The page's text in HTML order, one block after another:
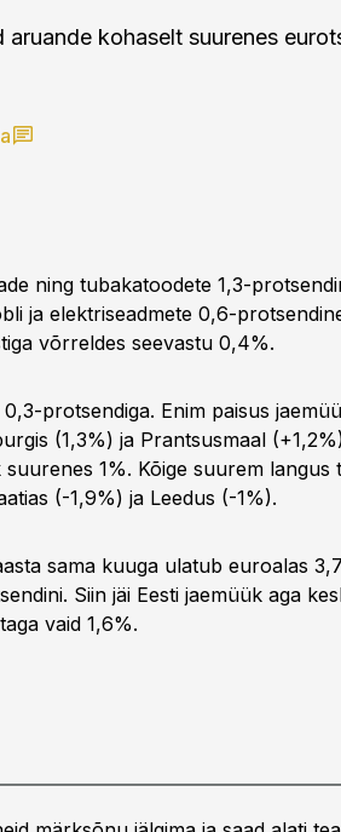
kohaselt suurenes
ning tubakatoodete 1,3-
ja elektriseadmete 0,6-
võrreldes seevastu 0,4%.
protsendiga. Enim paisus
(1,3%) ja Prantsusmaal
1%. Kõige suurem langus
(-1,9%) ja Leedus (-1%).
sama kuuga ulatub euroalas
Siin jäi Eesti jaemüük aga
vaid 1,6%.